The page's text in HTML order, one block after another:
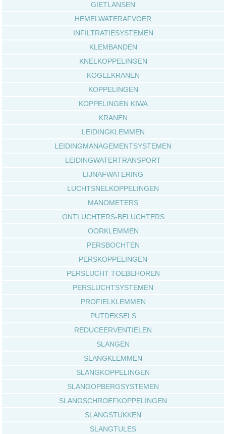
GIETLANSEN
HEMELWATERAFVOER
INFILTRATIESYSTEMEN
KLEMBANDEN
KNELKOPPELINGEN
KOGELKRANEN
KOPPELINGEN
KOPPELINGEN KIWA
KRANEN
LEIDINGKLEMMEN
LEIDINGMANAGEMENTSYSTEMEN
LEIDINGWATERTRANSPORT
LIJNAFWATERING
LUCHTSNELKOPPELINGEN
MANOMETERS
ONTLUCHTERS-BELUCHTERS
OORKLEMMEN
PERSBOCHTEN
PERSKOPPELINGEN
PERSLUCHT TOEBEHOREN
PERSLUCHTSYSTEMEN
PROFIELKLEMMEN
PUTDEKSELS
REDUCEERVENTIELEN
SLANGEN
SLANGKLEMMEN
SLANGKOPPELINGEN
SLANGOPBERGSYSTEMEN
SLANGSCHROEFKOPPELINGEN
SLANGSTUKKEN
SLANGTULES